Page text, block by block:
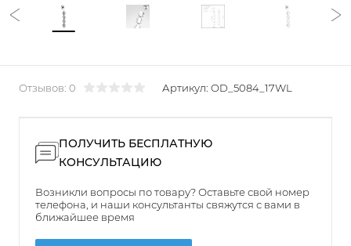
Отзывов: 0 Артикул: OD_5084_17WL
ПОЛУЧИТЬ БЕСПЛАТНУЮ
КОНСУЛЬТАЦИЮ
Возникли вопросы по товару? Оставьте свой номер
телефона, и наши консультанты свяжутся с вами в
ближайшее время